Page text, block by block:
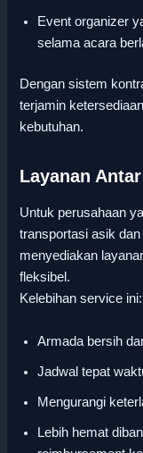
Event organizer
selama acara
Dengan sistem
terjamin
kebutuhan.
Layanan
Untuk perusahaan
transportasi asik
menyediakan
fleksibel.
Kelebihan service ini:
Armada bersih
Jadwal tepat
Mengurangi
Lebih hemat